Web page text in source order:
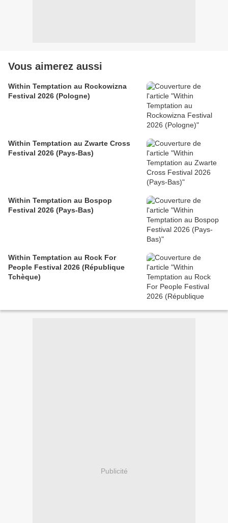
Vous aimerez aussi
Within Temptation au Rockowizna
Festival 2026 (Pologne)
Within Temptation au Zwarte Cross
Festival 2026 (Pays-Bas)
Within Temptation au Bospop
Festival 2026 (Pays-Bas)
Within Temptation au Rock For
People Festival 2026 (République
Tchèque)
Publicité